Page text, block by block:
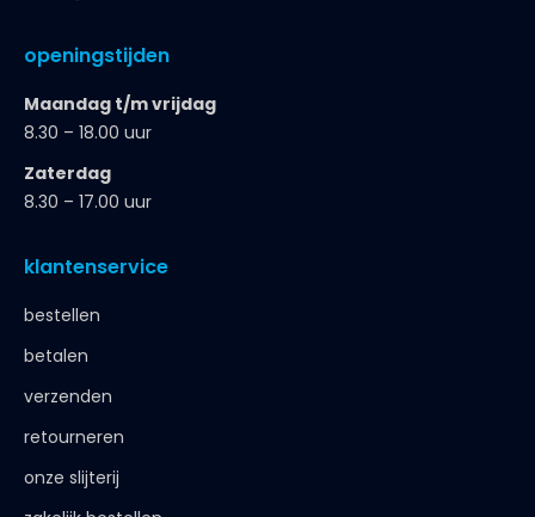
openingstijden
Maandag t/m vrijdag
8.30 – 18.00 uur
Zaterdag
8.30 – 17.00 uur
klantenservice
bestellen
betalen
verzenden
retourneren
onze slijterij